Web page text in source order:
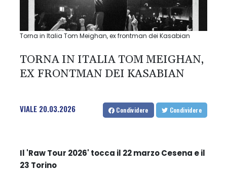
Torna in Italia Tom Meighan, ex frontman dei Kasabian
TORNA IN ITALIA TOM MEIGHAN,
EX FRONTMAN DEI KASABIAN
VIALE 20.03.2026 Condividere Condividere
Il 'Raw Tour 2026' tocca il 22 marzo Cesena e il
23 Torino